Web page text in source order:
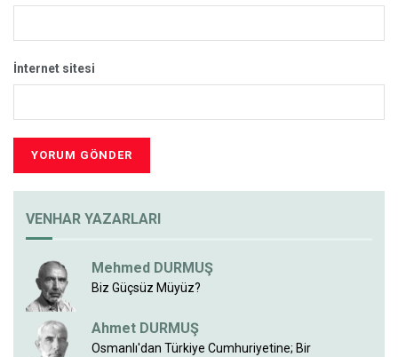
İnternet sitesi
VENHAR YAZARLARI
Mehmed DURMUŞ
Biz Güçsüz Müyüz?
Ahmet DURMUŞ
Osmanlı'dan Türkiye Cumhuriyetine; Bir